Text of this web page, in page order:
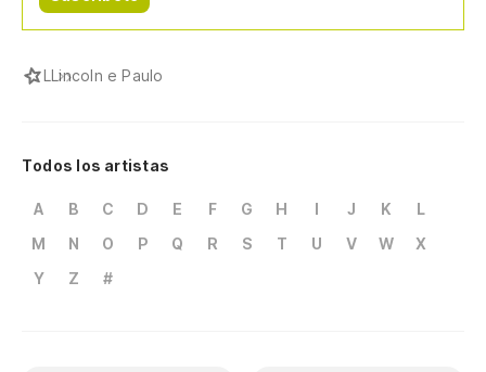
LLincoln e Paulo
Todos los artistas
A B C D E F G H I J K
L
M
N O P Q R S T U V W
X
Y
Z #